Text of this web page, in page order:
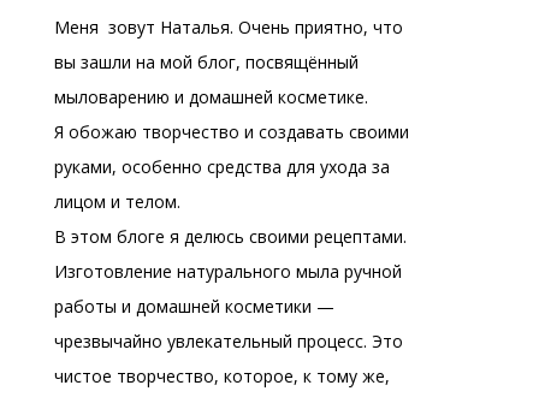
Меня зовут Наталья. Очень приятно, что
вы зашли на мой блог, посвящённый
мыловарению и домашней косметике.
Я обожаю творчество и создавать своими
руками, особенно средства для ухода за
лицом и телом.
В этом блоге я делюсь своими рецептами.
Изготовление натурального мыла ручной
работы и домашней косметики —
чрезвычайно увлекательный процесс. Это
чистое творчество, которое, к тому же,